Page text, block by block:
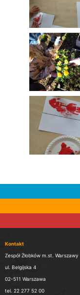
Kontakt
Zespół Żłobków m.st. Warszawy
ul. Belgijska 4
02-511 Warszawa
tel. 22 277 52 00